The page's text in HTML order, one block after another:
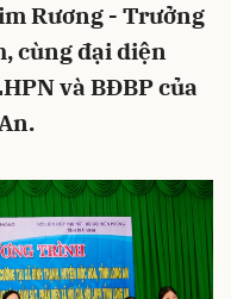
Rương - Trưởng
cùng đại diện
và BĐBP của